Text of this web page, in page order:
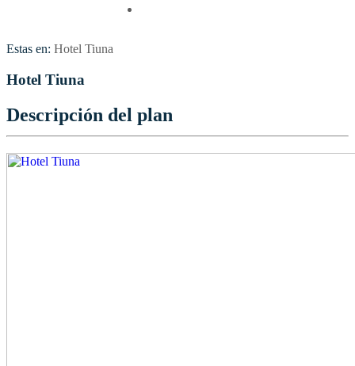
Estas en: Hotel Tiuna
Hotel Tiuna
Descripción del plan